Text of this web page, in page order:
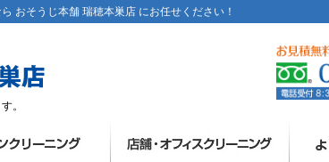
おそうじ本舗 瑞穂本巣店 にお任せください！
。